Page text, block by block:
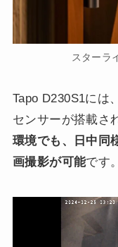
スターラ
Tapo D230S1には
センサーが搭載さ
環境でも、日中同
画撮影が可能です。